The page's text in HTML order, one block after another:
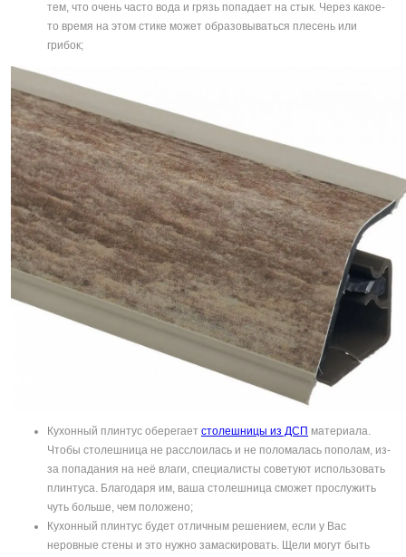
тем, что очень часто вода и грязь попадает на стык. Через какое-
то время на этом стике может образовываться плесень или
грибок;
Кухонный плинтус оберегает столешницы из ДСП материала.
Чтобы столешница не расслоилась и не поломалась пополам, из-
за попадания на неё влаги, специалисты советуют использовать
плинтуса. Благодаря им, ваша столешница сможет прослужить
чуть больше, чем положено;
Кухонный плинтус будет отличным решением, если у Вас
неровные стены и это нужно замаскировать. Щели могут быть